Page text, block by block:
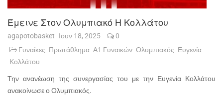
Έμεινε Στον Ολυμπιακό Η Κολλάτου
agapotobasket Ιουν 18, 2025
0
Γυναίκες Πρωτάθλημα Α1 Γυναικών Ολυμπιακός Ευγενία
Κολλάτου
Την ανανέωση της συνεργασίας του με την Ευγενία Κολλάτου
ανακοίνωσε ο Ολυμπιακός.